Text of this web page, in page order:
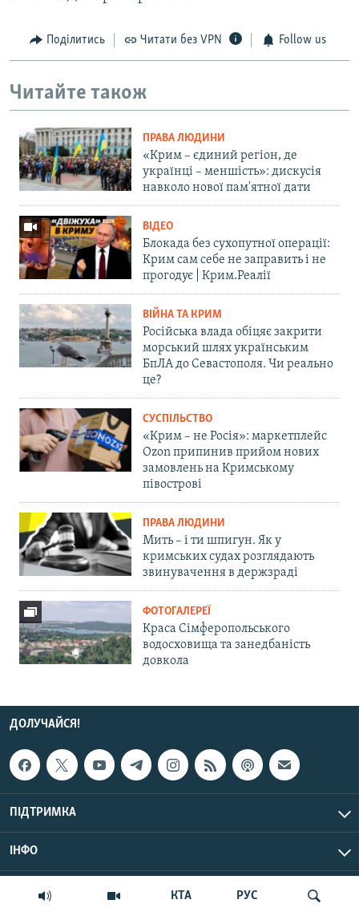
КТА РУС
Поділитись Читати без VPN Follow us
Читайте також
ПРАВА ЛЮДИНИ
«Крим – єдиний регіон, де
українці – меншість»: дискусія
навколо нової пам'ятної дати
ВІДЕО
Блокада без сухопутної операції:
Крим сам себе не заправить і не
прогодує | Крим.Реалії
ВІЙНА ТА КРИМ
Російська влада обіцяє закрити
морський шлях українським
БпЛА до Севастополя. Чи реально
це?
СУСПІЛЬСТВО
«Крим – не Росія»: маркетплейс
Ozon припинив прийом нових
замовлень на Кримському
півострові
ПРАВА ЛЮДИНИ
Мить – і ти шпигун. Як у
кримських судах розглядають
звинувачення в держзраді
ФОТОГАЛЕРЕЇ
Краса Сімферопольського
водосховища та занедбаність
довкола
ДОЛУЧАЙСЯ!
ПІДТРИМКА
ІНФО
© Крим.Реалії, 2026 | Усі права застережено.